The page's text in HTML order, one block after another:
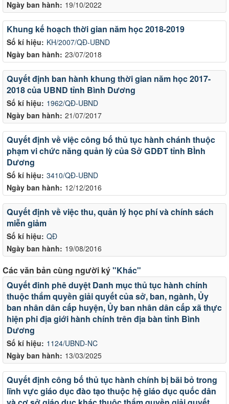
Ngày ban hành: 19/10/2022
Số kí hiệu: KH/2007/QĐ-UBND
Ngày ban hành: 23/07/2018
Khung kế hoạch thời gian năm học 2018-2019
Số kí hiệu: 1962/QĐ-UBND
Ngày ban hành: 21/07/2017
Quyết định ban hành khung thời gian năm học 2017-
2018 của UBND tỉnh Bình Dương
Số kí hiệu: 3410/QĐ-UBND
Ngày ban hành: 12/12/2016
Quyết định về việc công bố thủ tục hành chánh thuộc
phạm vi chức năng quản lỳ của Sở GDĐT tỉnh BÌnh
Dương
Số kí hiệu: QĐ
Ngày ban hành: 19/08/2016
Quyết định về việc thu, quản lý học phí và chính sách
miễn giảm
Các văn bản cùng người ký"Khác"
Số kí hiệu: 1124/UBND-NC
Ngày ban hành: 13/03/2025
Quyết đinh phê duyệt Danh mục thủ tục hành chính
thuộc thẩm quyền giải quyết của sở, ban, ngành, Ủy
ban nhân dân cấp huyện, Ủy ban nhân dân cấp xã thực
hiện phi địa giới hành chính trên địa bàn tỉnh Bình
Dương
Quyết định công bố thủ tục hành chính bị bãi bỏ trong
lĩnh vực giáo dục đào tạo thuộc hệ giáo dục quốc dân